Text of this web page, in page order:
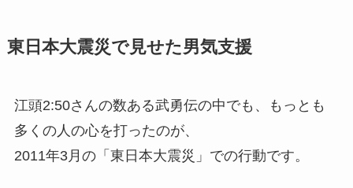
東日本大震災で見せた男気支援
江頭2:50さんの数ある武勇伝の中でも、もっとも
多くの人の心を打ったのが、
2011年3月の「東日本大震災」での行動です。